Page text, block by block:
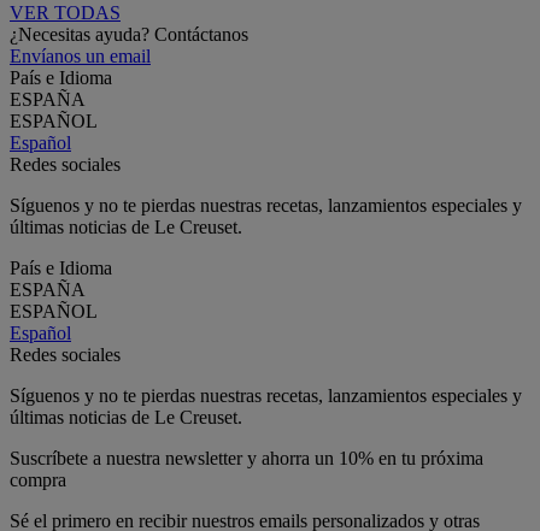
VER TODAS
¿Necesitas ayuda? Contáctanos
Envíanos un email
País e Idioma
ESPAÑA
ESPAÑOL
Español
Redes sociales
Síguenos y no te pierdas nuestras recetas, lanzamientos especiales y
últimas noticias de Le Creuset.
País e Idioma
ESPAÑA
ESPAÑOL
Español
Redes sociales
Síguenos y no te pierdas nuestras recetas, lanzamientos especiales y
últimas noticias de Le Creuset.
Suscríbete a nuestra newsletter y ahorra un 10% en tu próxima
compra
Sé el primero en recibir nuestros emails personalizados y otras